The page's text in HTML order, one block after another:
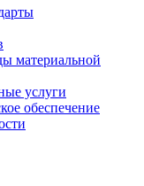
материальной
услуги
обеспечение